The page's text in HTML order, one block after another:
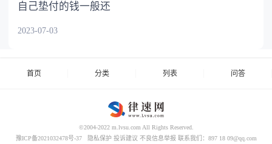
自己垫付的钱一般还
2023-07-03
首页 分类 列表 问答
©2004-2022 m.lvsu.com All Rights Reserved.
豫ICP备2021032478号-37
隐私保护 投诉建议 不良信息举报 联系我们：897 18 09@qq.com